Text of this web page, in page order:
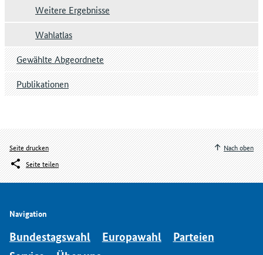
Weitere Ergebnisse
Wahlatlas
Gewählte Abgeordnete
Publikationen
Seite drucken
Seite teilen
Nach oben
Navigation
Bundestagswahl Europawahl
Parteien